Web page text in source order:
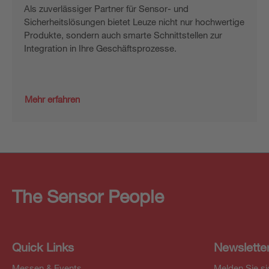
Als zuverlässiger Partner für Sensor- und
Sicherheitslösungen bietet Leuze nicht nur hochwertige
Produkte, sondern auch smarte Schnittstellen zur
Integration in Ihre Geschäftsprozesse.
Mehr erfahren
The Sensor People
Quick Links